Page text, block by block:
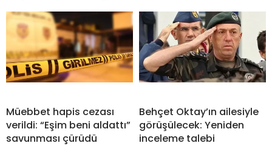
Müebbet hapis cezası
verildi: “Eşim beni aldattı”
savunması çürüdü
Behçet Oktay’ın ailesiyle
görüşülecek: Yeniden
inceleme talebi